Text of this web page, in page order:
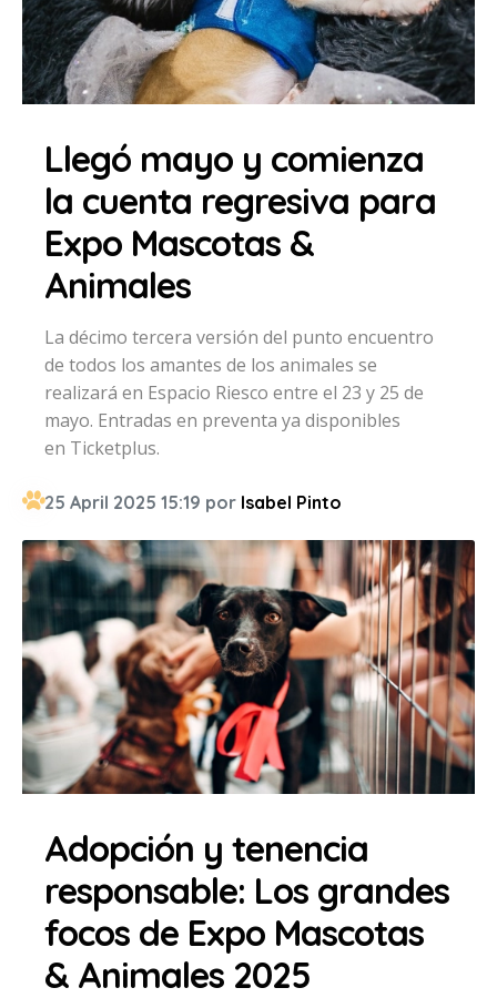
Llegó mayo y comienza
la cuenta regresiva para
Expo Mascotas &
Animales
La décimo tercera versión del punto encuentro
de todos los amantes de los animales se
realizará en Espacio Riesco entre el 23 y 25 de
mayo. Entradas en preventa ya disponibles
en Ticketplus.
25 April 2025 15:19 por Isabel Pinto
Adopción y tenencia
responsable: Los grandes
focos de Expo Mascotas
& Animales 2025